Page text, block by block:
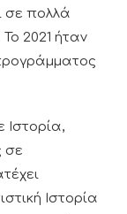
σε πολλά
2021 ήταν
σε
Ιστορία